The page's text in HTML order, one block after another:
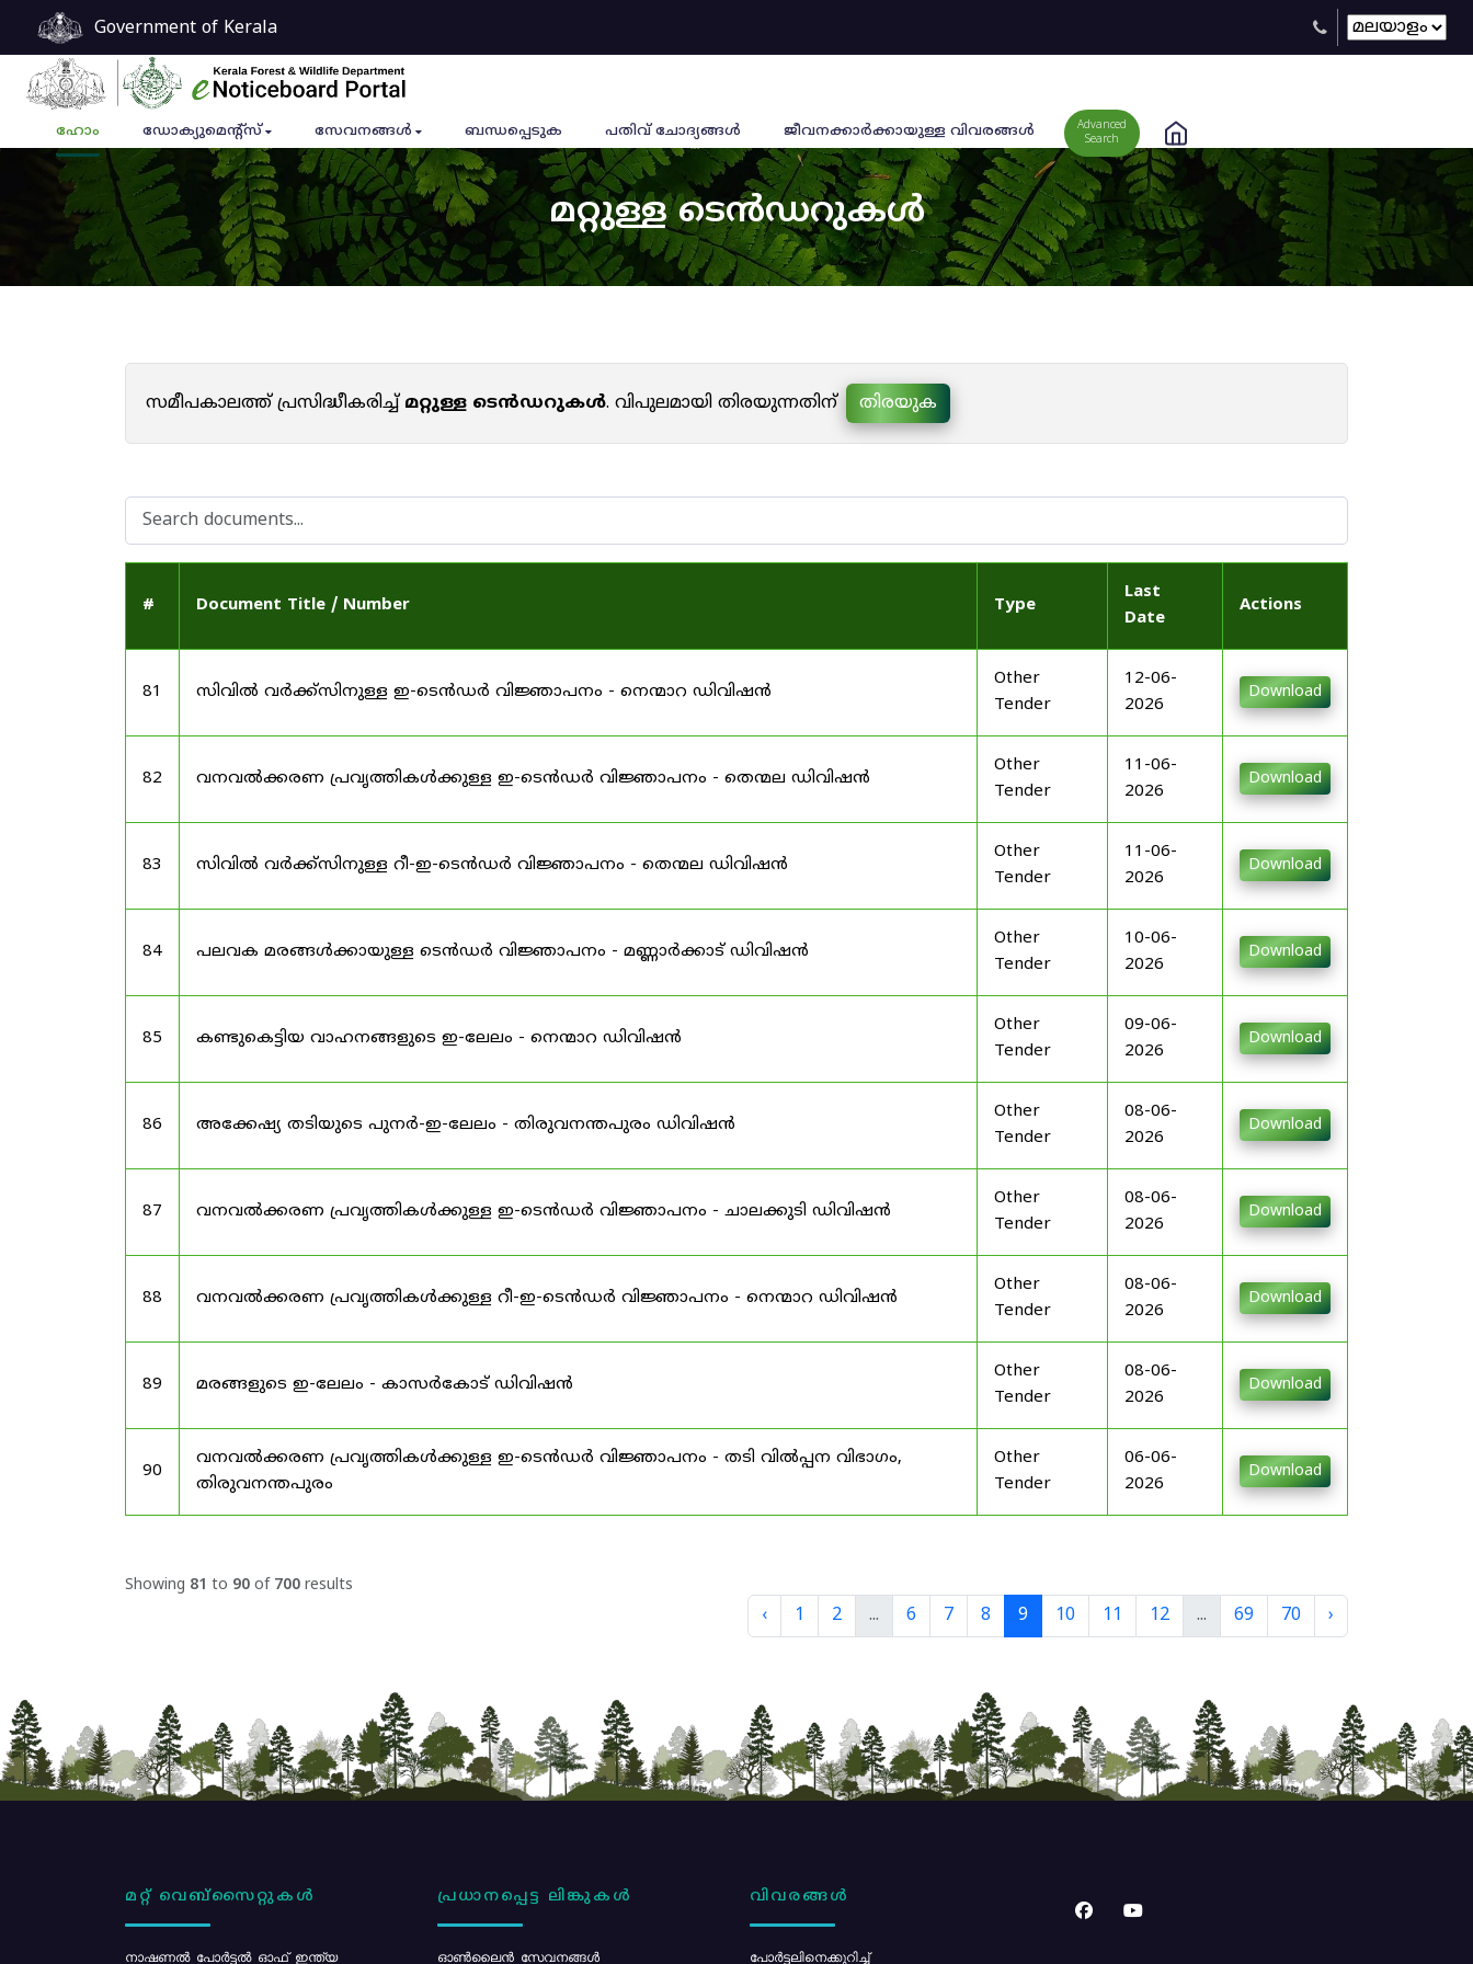
Government of Kerala
ഹോം ഡോക്യുമെൻ്റ്സ് സേവനങ്ങൾ ബന്ധപ്പെടുക പതിവ് ചോദ്യങ്ങൾ ജീവനക്കാര്‍ക്കായുള്ള വിവരങ്ങള്‍
Advanced
Search
മറ്റുള്ള ടെൻഡറുകൾ
സമീപകാലത്ത് പ്രസിദ്ധീകരിച്ച്മറ്റുള്ള ടെൻഡറുകൾ. വിപുലമായി തിരയുന്നതിന് തിരയുക
# Document Title / Number Type
Last
Date
Actions
81 സിവിൽ വർക്ക്സിനുള്ള ഇ-ടെൻഡർ വിജ്ഞാപനം - നെന്മാറ ഡിവിഷൻ
Other
Tender
12-06-
2026
Download
82 വനവൽക്കരണ പ്രവൃത്തികൾക്കുള്ള ഇ-ടെൻഡർ വിജ്ഞാപനം - തെന്മല ഡിവിഷൻ
Other
Tender
11-06-
2026
Download
83 സിവിൽ വർക്ക്സിനുള്ള റീ-ഇ-ടെൻഡർ വിജ്ഞാപനം - തെന്മല ഡിവിഷൻ
Other
Tender
11-06-
2026
Download
84 പലവക മരങ്ങൾക്കായുള്ള ടെൻഡർ വിജ്ഞാപനം - മണ്ണാർക്കാട് ഡിവിഷൻ
Other
Tender
10-06-
2026
Download
85 കണ്ടുകെട്ടിയ വാഹനങ്ങളുടെ ഇ-ലേലം - നെന്മാറ ഡിവിഷൻ
Other
Tender
09-06-
2026
Download
86 അക്കേഷ്യ തടിയുടെ പുനർ-ഇ-ലേലം - തിരുവനന്തപുരം ഡിവിഷൻ
Other
Tender
08-06-
2026
Download
87 വനവൽക്കരണ പ്രവൃത്തികൾക്കുള്ള ഇ-ടെൻഡർ വിജ്ഞാപനം - ചാലക്കുടി ഡിവിഷൻ
Other
Tender
08-06-
2026
Download
88 വനവൽക്കരണ പ്രവൃത്തികൾക്കുള്ള റീ-ഇ-ടെൻഡർ വിജ്ഞാപനം - നെന്മാറ ഡിവിഷൻ
Other
Tender
08-06-
2026
Download
89 മരങ്ങളുടെ ഇ-ലേലം - കാസർകോട് ഡിവിഷൻ
Other
Tender
08-06-
2026
Download
90
വനവൽക്കരണ പ്രവൃത്തികൾക്കുള്ള ഇ-ടെൻഡർ വിജ്ഞാപനം - തടി വിൽപ്പന വിഭാഗം,
തിരുവനന്തപുരം
Other
Tender
06-06-
2026
Download
Showing 81 to 90 of 700 results
‹ 1 2 ... 6 7 8 9 10 11 12 ... 69 70 ›
മറ്റ് വെബ്സൈറ്റുകൾ
നാഷണൽ പോർട്ടൽ ഓഫ് ഇന്ത്യ
പ്രധാനപ്പെട്ട ലിങ്കുകൾ
ഓൺലൈൻ സേവനങ്ങൾ
വിവരങ്ങൾ
പോര്‍ട്ടലിനെക്കുറിച്ച്